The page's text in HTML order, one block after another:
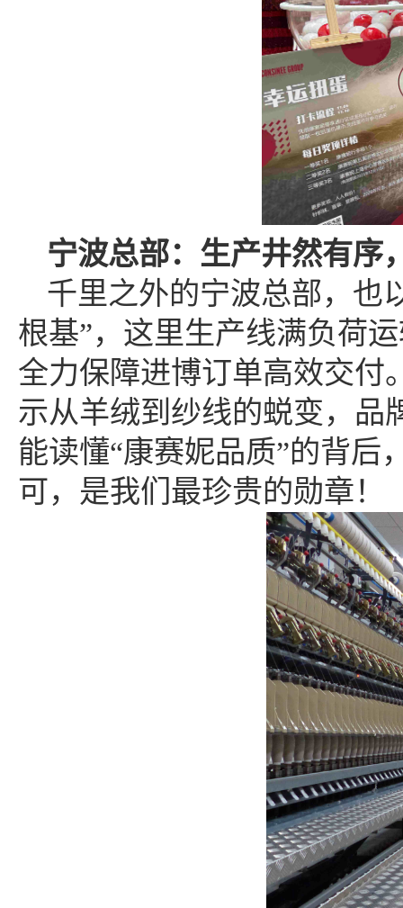
宁波总部：生产井然有序
千里之外的宁波总部，也
根基”，这里生产线满负荷
全力保障进博订单高效交付
示从羊绒到纱线的蜕变，品
能读懂“康赛妮品质”的背
可，是我们最珍贵的勋章！